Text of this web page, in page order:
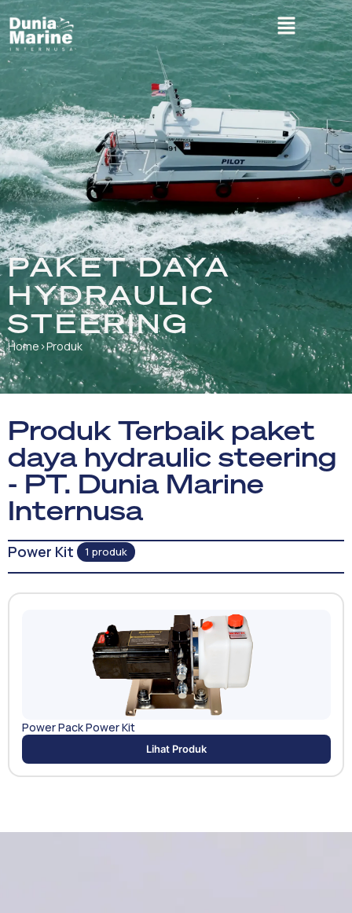
PAKET DAYA
HYDRAULIC
STEERING
Home ›Produk
Produk Terbaik paket
daya hydraulic steering
- PT. Dunia Marine
Internusa
Power Kit 1 produk
Power Pack Power Kit
Lihat Produk